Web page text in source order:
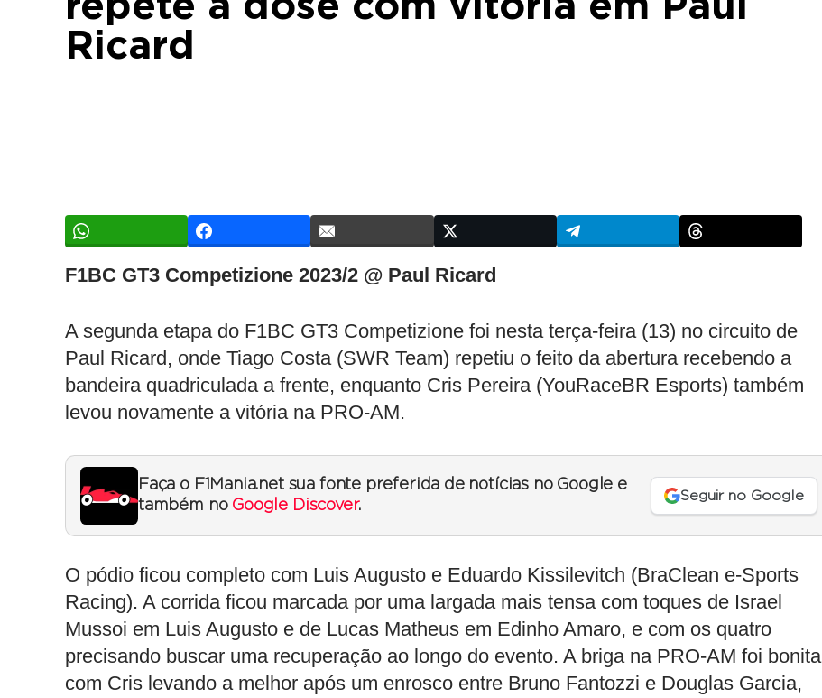
Ricard
F1BC GT3 Competizione 2023/2 @ Paul Ricard
A segunda etapa do F1BC GT3 Competizione foi nesta terça-feira (13) no circuito de
Paul Ricard, onde Tiago Costa (SWR Team) repetiu o feito da abertura recebendo a
bandeira quadriculada a frente, enquanto Cris Pereira (YouRaceBR Esports) também
levou novamente a vitória na PRO-AM.
Faça o F1Mania.net sua fonte preferida de notícias no Google e
também no Google Discover.
Seguir no Google
O pódio ficou completo com Luis Augusto e Eduardo Kissilevitch (BraClean e-Sports
Racing). A corrida ficou marcada por uma largada mais tensa com toques de Israel
Mussoi em Luis Augusto e de Lucas Matheus em Edinho Amaro, e com os quatro
precisando buscar uma recuperação ao longo do evento. A briga na PRO-AM foi bonita
com Cris levando a melhor após um enrosco entre Bruno Fantozzi e Douglas Garcia,